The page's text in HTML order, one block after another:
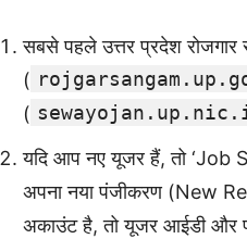
सबसे पहले उत्तर प्रदेश
(
(
यदि आप नए यूजर हैं, तो ‘Job
अपना नया पंजीकरण (New
अकाउंट है, तो यूजर आईडी और